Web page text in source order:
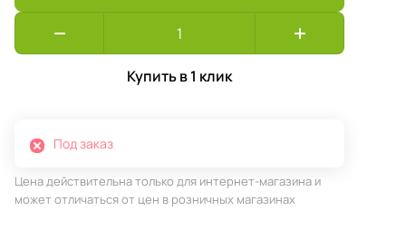
Купить в 1 клик
Под заказ
Цена действительна только для интернет-магазина и
может отличаться от цен в розничных магазинах